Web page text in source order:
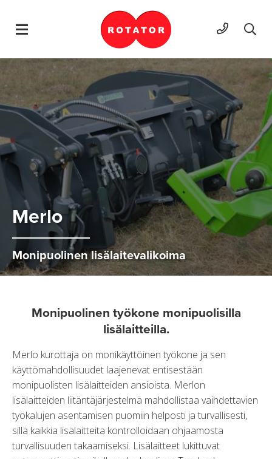
Hyppää sisältöön
Mer­lo
Monipuolinen lisälaitevalikoima
Monipuolinen työkone monipuolisilla
lisälaitteilla.
Merlo kurottaja on monikäyttöinen työkone ja sen
käyttömahdollisuudet laajenevat entisestään
monipuolisten lisälaitteiden ansioista. Merlon
lisälaitteiden liitäntäjärjestelmä mahdollistaa vaihdettavien
työkalujen asentamisen puomiin helposti ja turvallisesti,
sillä kaikkia lisälaitteita kontrolloidaan ohjaamosta
turvallisuuden takaamiseksi. Lisälaitteet lukittuvat